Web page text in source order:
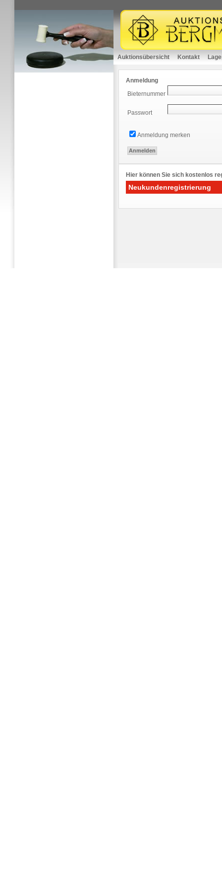
Auktionsübersicht Kontakt
Anmeldung
Bieternummer
Passwort
Anmeldung merken
Hier können Sie sich kostenlos
Neukundenregistrierung